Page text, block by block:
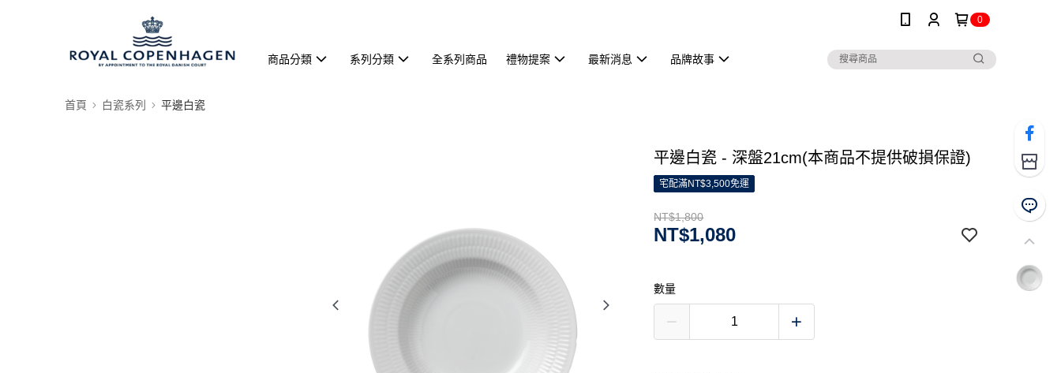
0
商品分類 系列分類 全系列商品 禮物提案 最新消息 品牌故事
首頁 白瓷系列 平邊白瓷
平邊白瓷 - 深盤21cm(本商品不提供破損保證)
宅配滿NT$3,500免運
NT$1,800
NT$1,080
數量